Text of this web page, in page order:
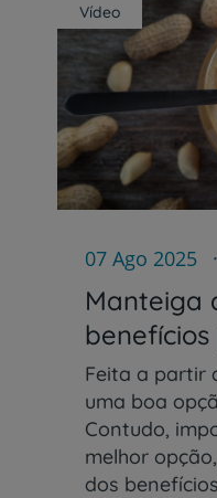
Vídeo
07 Ago 2025
Manteiga
Feita a partir
uma boa
Contudo,
melhor
dos